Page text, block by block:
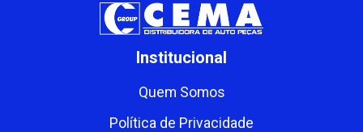
Institucional
Quem Somos
Política de Privacidade